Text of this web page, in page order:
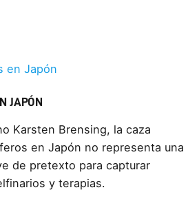
JAPÓN
Karsten Brensing, la caza
en Japón no representa una
de pretexto para capturar
y terapias.